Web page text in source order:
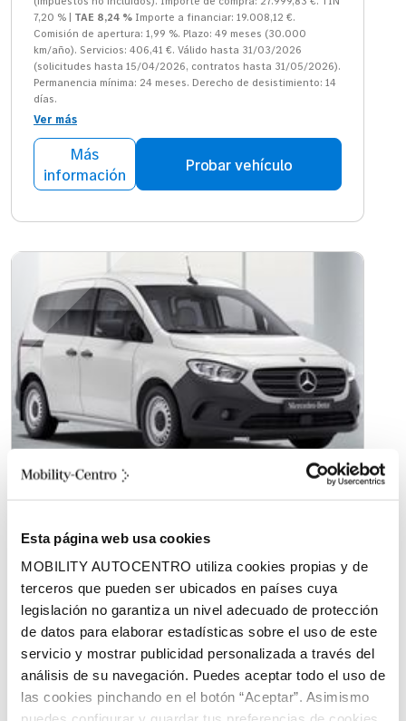
Esta página web usa cookies
MOBILITY AUTOCENTRO utiliza cookies propias y de
terceros que pueden ser ubicados en países cuya
legislación no garantiza un nivel adecuado de protección
de datos para elaborar estadísticas sobre el uso de este
servicio y mostrar publicidad personalizada a través del
análisis de su navegación. Puedes aceptar todo el uso de
las cookies pinchando en el botón “Aceptar”. Asimismo
7,20 % | TAE 8,24 % Importe a financiar: 19.008,12 €.
Comisión de apertura: 1,99 %. Plazo: 49 meses (30.000
km/año). Servicios: 406,41 €. Válido hasta 31/03/2026
(solicitudes hasta 15/04/2026, contratos hasta 31/05/2026).
Permanencia mínima: 24 meses. Derecho de desistimiento: 14
días.
Ver más
Más
información
Probar vehículo
Diésel
MERCEDES-BENZ CITAN 110 CDI
70KW TOURER BASE
Por
295,00€/mes 1
Entrada 5.785,12 €. Cuota final 12.848,44 €¹Mercedes-Benz
Financial Services España. Alternative lease por 294,56 €/mes
en 36 cuotas, plazo total 36 meses. PVP 31.058,91 €. TIN
TAE 8,53 %
Importe a financiar: 19.883,39 €. Comisión